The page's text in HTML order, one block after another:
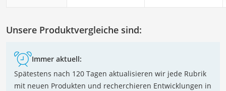
Unsere Produktvergleiche sind:
Immer aktuell:
Spätestens nach 120 Tagen aktualisieren wir jede Rubrik
mit neuen Produkten und recherchieren Entwicklungen in